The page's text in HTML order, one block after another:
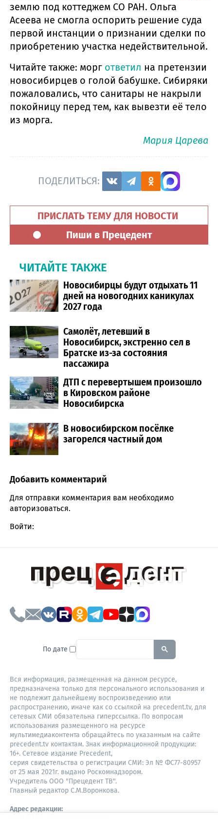
землю под коттеджем СО РАН. Ольга
Асеева не смогла оспорить решение суда
первой инстанции о признании сделки по
приобретению участка недействительной.
Читайте также: морг ответил на претензии
новосибирцев о голой бабушке. Сибиряки
пожаловались, что санитары не накрыли
покойницу перед тем, как вывезти её тело
из морга.
Мария Царева
ПОДЕЛИТЬСЯ:
ПРИСЛАТЬ ТЕМУ ДЛЯ НОВОСТИ
Пиши в Прецедент
ЧИТАЙТЕ ТАКЖЕ
Новосибирцы будут отдыхать 11
дней на новогодних каникулах
2027 года
Самолёт, летевший в
Новосибирск, экстренно сел в
Братске из-за состояния
пассажира
ДТП с перевертышем произошло
в Кировском районе
Новосибирска
В новосибирском посёлке
загорелся частный дом
Comment section
Добавить комментарий
Для отправки комментария вам необходимо
авторизоваться.
Войти:
По дате To search this site, enter a
Вся информация, размещенная на данном ресурсе,
предназначена только для персонального использования и
не подлежит дальнейшему воспроизведению или
распространению, иначе как со ссылкой на precedent.tv, для
сетевых СМИ обязательна гиперссылка. По вопросам
использования размещенного на ресурсе
мультимедиаконтента обращайтесь по указанным на сайте
precedent.tv контактам. Знак информационной продукции:
16+. Сетевое издание Precedent,
серия свидетельства о регистрации СМИ: Эл № ФС77-80957
от 25 мая 2021г. выдано Роскомнадзором.
Учредитель ООО "Прецедент ТВ".
Главный редактор С.М.Воронкова.
Адрес редакции: